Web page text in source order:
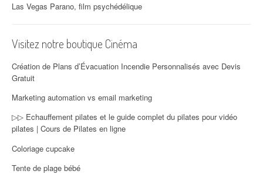
Las Vegas Parano, film psychédélique
Visitez notre boutique Cinéma
Création de Plans d’Évacuation Incendie Personnalisés avec Devis
Gratuit
Marketing automation vs email marketing
▷▷ Echauffement pilates et le guide complet du pilates pour vidéo
pilates | Cours de Pilates en ligne
Coloriage cupcake
Tente de plage bébé